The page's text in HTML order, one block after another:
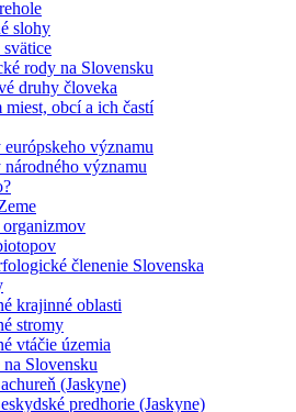
slohy
svätice
rody na Slovensku
druhy človeka
miest, obcí a ich častí
významu
významu
členenie Slovenska
krajinné oblasti
stromy
vtáčie územia
na Slovensku
(Jaskyne)
predhorie (Jaskyne)